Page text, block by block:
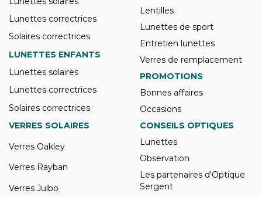
Lunettes correctrices
Solaires correctrices
LUNETTES ENFANTS
Lunettes solaires
Lunettes correctrices
Solaires correctrices
Lentilles
Lunettes de sport
Entretien lunettes
Verres de remplacement
PROMOTIONS
Bonnes affaires
Occasions
VERRES SOLAIRES
Verres Oakley
Verres Rayban
Verres Julbo
CONSEILS OPTIQUES
Lunettes
Observation
Les partenaires d'Optique
Sergent